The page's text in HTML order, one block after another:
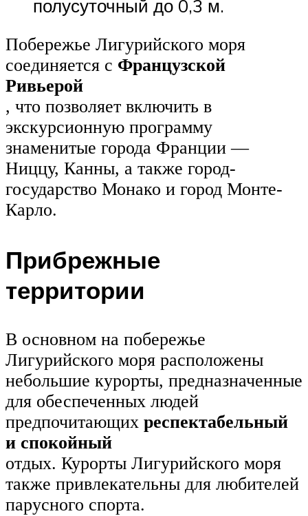
полусуточный до 0,3 м.
Побережье Лигурийского моря
соединяется с Французской
Ривьерой
, что позволяет включить в
экскурсионную программу
знаменитые города Франции —
Ниццу, Канны, а также город-
государство Монако и город Монте-
Карло.
Прибрежные
территории
В основном на побережье
Лигурийского моря расположены
небольшие курорты, предназначенные
для обеспеченных людей
предпочитающих респектабельный
и спокойный
отдых. Курорты Лигурийского моря
также привлекательны для любителей
парусного спорта.